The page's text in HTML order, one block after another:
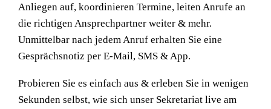
Anliegen auf, koordinieren Termine, leiten Anrufe an
die richtigen Ansprechpartner weiter & mehr.
Unmittelbar nach jedem Anruf erhalten Sie eine
Gesprächsnotiz per E-Mail, SMS & App.
Probieren Sie es einfach aus & erleben Sie in wenigen
Sekunden selbst, wie sich unser Sekretariat live am